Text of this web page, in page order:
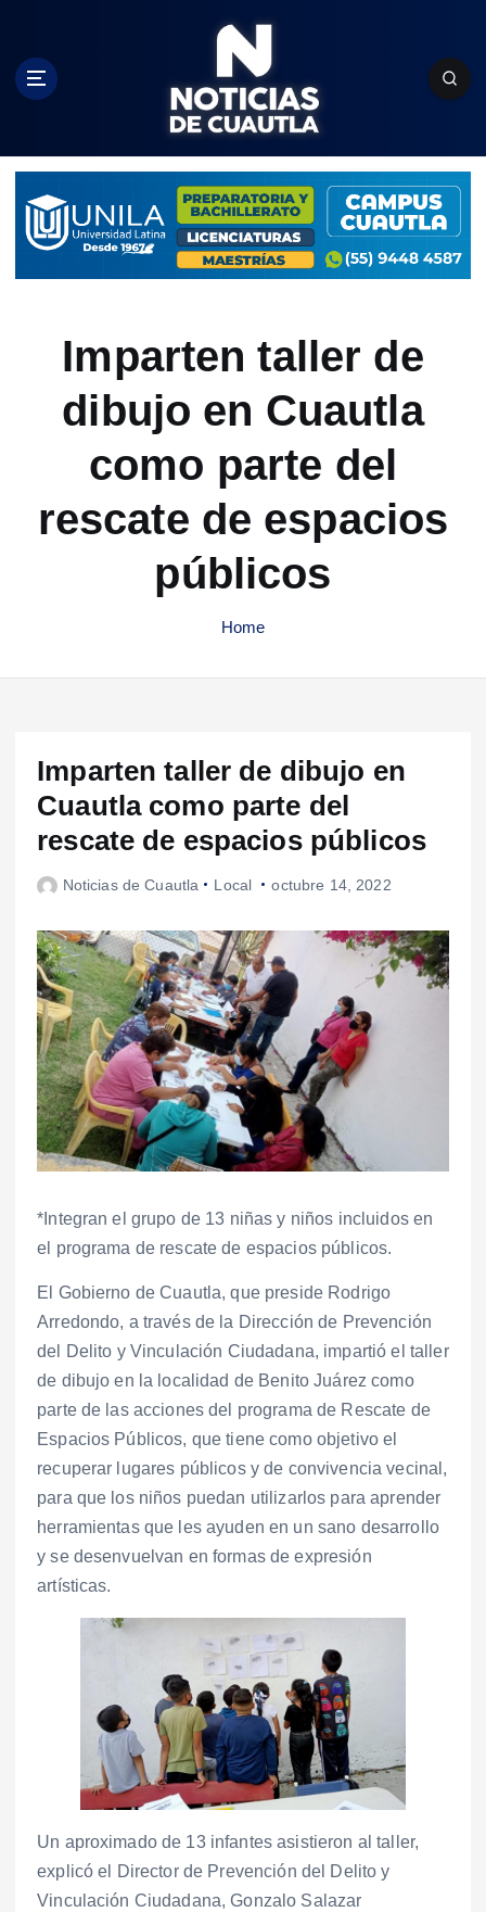
c
Imparten taller de
dibujo en Cuautla
como parte del
rescate de espacios
públicos
Home
Imparten taller de dibujo en
Cuautla como parte del
rescate de espacios públicos
Noticias de Cuautla Local octubre 14, 2022
*Integran el grupo de 13 niñas y niños incluidos en
el programa de rescate de espacios públicos.
El Gobierno de Cuautla, que preside Rodrigo
Arredondo, a través de la Dirección de Prevención
del Delito y Vinculación Ciudadana, impartió el taller
de dibujo en la localidad de Benito Juárez como
parte de las acciones del programa de Rescate de
Espacios Públicos, que tiene como objetivo el
recuperar lugares públicos y de convivencia vecinal,
para que los niños puedan utilizarlos para aprender
herramientas que les ayuden en un sano desarrollo
y se desenvuelvan en formas de expresión
artísticas.
Un aproximado de 13 infantes asistieron al taller,
explicó el Director de Prevención del Delito y
Vinculación Ciudadana, Gonzalo Salazar